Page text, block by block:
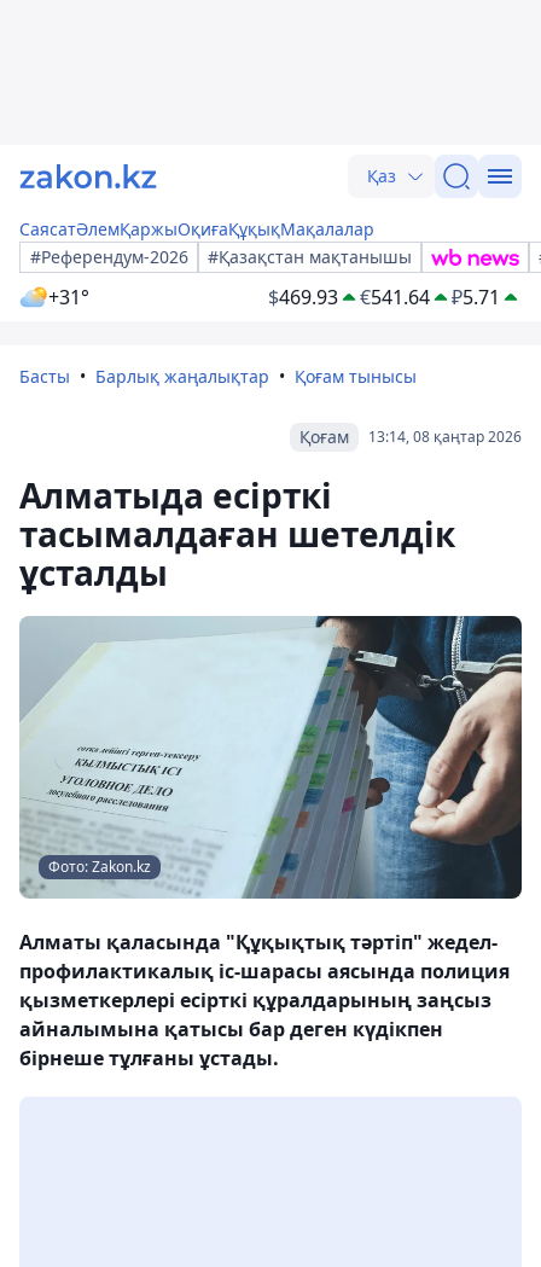
Қаз
СаясатӘлемҚаржыОқиғаҚұқықМақалалар
#Референдум-2026
#Қазақстан мақтанышы
+31° $469.93 €541.64 ₽5.71
Басты Барлық жаңалықтар Қоғам тынысы
13:14, 08 қаңтар 2026
Қоғам
Алматыда есірткі
тасымалдаған шетелдік
ұсталды
Фото: Zakon.kz
Алматы қаласында "Құқықтық тәртіп" жедел-
профилактикалық іс-шарасы аясында полиция
қызметкерлері есірткі құралдарының заңсыз
айналымына қатысы бар деген күдікпен
бірнеше тұлғаны ұстады.